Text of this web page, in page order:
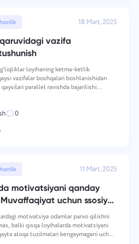
18 Mart, 2025
vazifa
loyihaning ketma-ketlik
vazifalar boshqalari boshlanishidan
parallel ravishda bajarilishi
0
11 Mart, 2025
motivatsiyani qanday
uchun ssosiy
motivatsiya odamlar parvo qilishni
balki qisqa loyihalarda motivatsiyani
aloqa tuzilmalari kengaymagani uchun